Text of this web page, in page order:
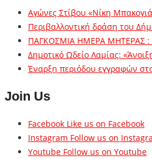
Αγώνες Στίβου «Νίκη
Περιβαλλοντική δράση του
ΠΑΓΚΟΣΜΙΑ ΗΜΕΡΑ ΜΗΤΕΡΑΣ :
Δημοτικό Ωδείο Λαμίας:
Έναρξη περιόδου εγγραφών
Join Us
Facebook Like us on Facebook
Instagram Follow us on
Youtube Follow us on Youtube